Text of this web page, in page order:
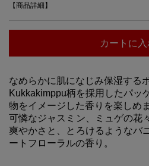
【商品詳細】
カートに入
なめらかに肌になじみ保湿する
Kukkakimppu柄を採用したパッ
物をイメージした香りを楽しめま
可憐なジャスミン、ミュゲの花
爽やかさと、とろけるようなバ
ートフローラルの香り。